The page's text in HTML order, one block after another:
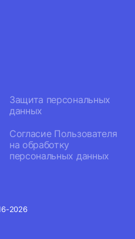
Защита персональных
данных
Согласие Пользователя
на обработку
персональных данных
2026